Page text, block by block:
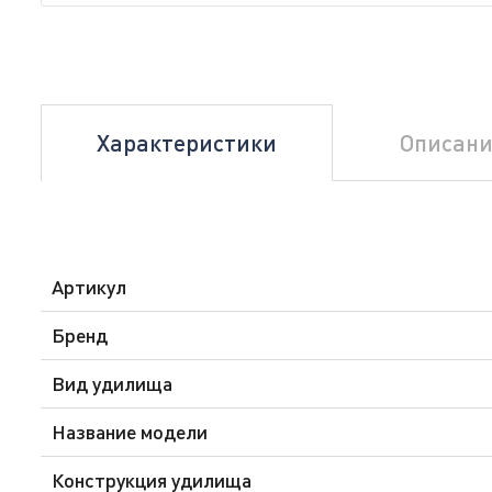
Характеристики
Артикул
Бренд
Вид удилища
Название модели
Конструкция удилища